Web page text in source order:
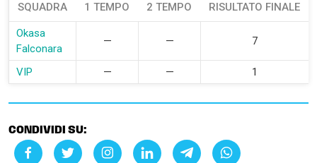
SQUADRA 1 TEMPO 2 TEMPO RISULTATO FINALE
Okasa
Falconara
— — 7
VIP — — 1
CONDIVIDI SU: